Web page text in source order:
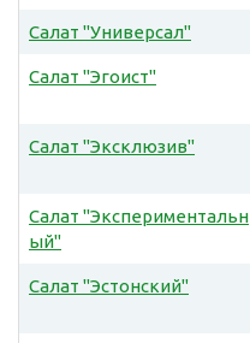
Салат "Универсал"
Салат "Эгоист"
Салат "Эксклюзив"
Салат "Экспериментальн
ый"
Салат "Эстонский"